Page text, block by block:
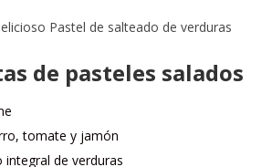
Pastel de salteado de verduras
de pasteles salados
tomate y jamón
integral de verduras